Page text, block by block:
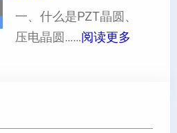
或
者
晶
向
一、什么是PZT晶圆、
压电晶圆……阅读更多